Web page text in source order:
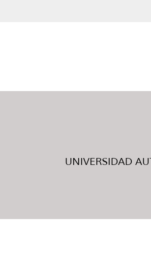
UNIVERSIDAD